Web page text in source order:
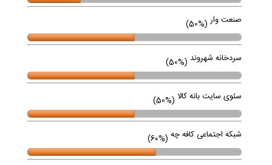
صنعت وار (50%)
سردخانه شهروند (50%)
سئوی سایت بانه کالا (50%)
شبکه اجتماعی کافه چه (60%)